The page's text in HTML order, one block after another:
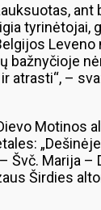
bažnyčioje
atrasti“, –
Motinos
Marija
Širdies